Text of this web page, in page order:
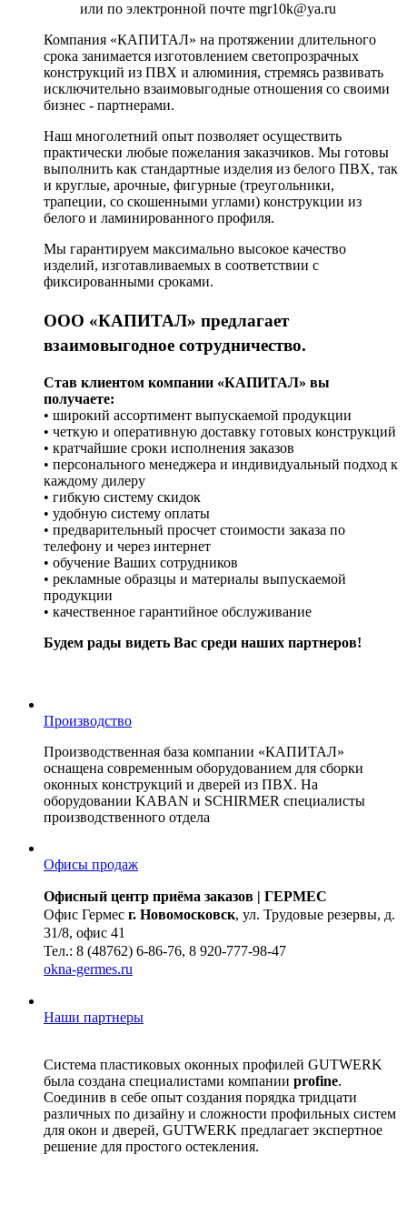
или по электронной почте mgr10k@ya.ru
Компания «КАПИТАЛ» на протяжении длительного
срока занимается изготовлением светопрозрачных
конструкций из ПВХ и алюминия, стремясь развивать
исключительно взаимовыгодные отношения со своими
бизнес - партнерами.
Наш многолетний опыт позволяет осуществить
практически любые пожелания заказчиков. Мы готовы
выполнить как стандартные изделия из белого ПВХ, так
и круглые, арочные, фигурные (треугольники,
трапеции, со скошенными углами) конструкции из
белого и ламинированного профиля.
Мы гарантируем максимально высокое качество
изделий, изготавливаемых в соответствии с
фиксированными сроками.
ООО «КАПИТАЛ» предлагает
взаимовыгодное сотрудничество.
Став клиентом компании «КАПИТАЛ» вы
получаете:
• широкий ассортимент выпускаемой продукции
• четкую и оперативную доставку готовых конструкций
• кратчайшие сроки исполнения заказов
• персонального менеджера и индивидуальный подход к
каждому дилеру
• гибкую систему скидок
• удобную систему оплаты
• предварительный просчет стоимости заказа по
телефону и через интернет
• обучение Ваших сотрудников
• рекламные образцы и материалы выпускаемой
продукции
• качественное гарантийное обслуживание
Будем рады видеть Вас среди наших партнеров!
Производство
Производственная база компании «КАПИТАЛ»
оснащена современным оборудованием для сборки
оконных конструкций и дверей из ПВХ. На
оборудовании KABAN и SCHIRMER специалисты
производственного отдела
Офисы продаж
Офисный центр приёма заказов | ГЕРМЕС
Офис Гермес г. Новомосковск, ул. Трудовые резервы, д.
31/8, офис 41
Тел.: 8 (48762) 6-86-76, 8 920-777-98-47
okna-germes.ru
Наши партнеры
Система пластиковых оконных профилей GUTWERK
была создана специалистами компании profine.
Соединив в себе опыт создания порядка тридцати
различных по дизайну и сложности профильных систем
для окон и дверей, GUTWERK предлагает экспертное
решение для простого остекления.